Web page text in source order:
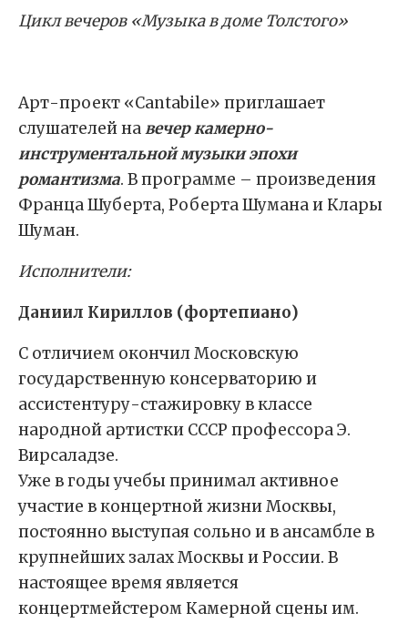
Цикл вечеров «Музыка в доме Толстого»
Арт-проект «Cantabile» приглашает
слушателей навечер камерно-
инструментальной музыки эпохи
романтизма. В программе – произведения
Франца Шуберта, Роберта Шумана и Клары
Шуман.
Исполнители:
Даниил Кириллов (фортепиано)
С отличием окончил Московскую
государственную консерваторию и
ассистентуру-стажировку в классе
народной артистки СССР профессора Э.
Вирсаладзе.
Уже в годы учебы принимал активное
участие в концертной жизни Москвы,
постоянно выступая сольно и в ансамбле в
крупнейших залах Москвы и России. В
настоящее время является
концертмейстером Камерной сцены им.